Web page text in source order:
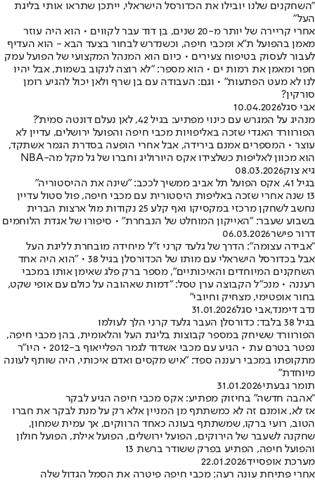
"השחקנים שלנו יובילו את הכדורסל הישראלי, ייתכן שתראו אותי בליגת
העל"
אחרי קריירה של יותר מ-20 שנים, בן דוד עבר לקווים • הוא היה עוזר
מאמן בהפועל ת"א ומכבי חיפה, וכשנדרש לבחור בצעד הבא - הוא העדיף
לעבור לעסוק בטיפוח צעירים • כיום הוא המנהל המקצועי של הפועל עמק
חפר ומאמן את רמות ים • הוא מספר: "לא רוצה לנקוב בשמות, אבל יהיו
לנו לא מעט הפתעות" • וגם: העבודה עם בן שרף ולאן יכול להגיע רומן
סורקין?
אבי סגל10.04.2026
מנהיג על המגרש עם כינוי מפתיע: בגיל 42, לאן נעלם דונטה סמית'?
הפורוורד האגדי שזכה באליפויות מכבי חיפה והפועל ירושלים, עדיין לא
עוצר • המספרים אמנם בירידה, אבל אחרי הופעה בסדרת הגמר אשתקד,
הוא מכוון לאליפות כשלצידו אקס היורוליג וחברו של גל מקל מה-NBA
גיא צוק08.03.2026
בגיל 41, אקס הפועל תל אביב ממשיך לככב: "שינה את ההיסטוריה"
13 שנה אחרי שזכה באליפות היסטורית עם מכבי חיפה, פול סטול עדיין
נחשב לשחקן מרכזי במקסיקו ואף קלע 25 נקודות מול ארצות הברית
בשבוע שעבר: "האייקון המוחלט של הנבחרת" • סיפורו של אגדת הלוחמים
דרור פישר06.03.2026
"אבידה עצומה": הדרך של גלעד קרני ז"ל מיחידה מובחרת לליגת העל
אבל בכדורסל הישראלי עם מותו של הכדורסלן בגיל 38 • "הוא היה אחד
השחקנים המיוחדים והאיכותיים", מספר ברק פלג שאימן אותו במכבי
רעננה • מנכ"ל הקבוצה ערן טסל: "דמות שאהובה על כולם עם אופי שקט,
בחור אופטימי, מצחיק וחיובי"
נדב דימנד,אבי סגל31.01.2026
בגיל 38 בלבד: כדורסלן העבר גלעד קרני הלך לעולמו
הפורוורד ששיחק במספר קבוצות בליגת העל והלאומית, בהן מכבי חיפה,
נפטר בטרם עת • הגיע עם מכבי אשדוד לגמר הפלייאוף ב-2012 • היו"ר
מתקופתו במכבי רעננה ספד: "איש מקסים ואדם איכותי, היה שותף לעונה
מיוחדת"
תומר גבעתי31.01.2026
"אהבה חדשה" בחיזוק מפתיע: אקס מכבי חיפה הגיע לבקר
אז לא, אומנם זה לא כמשתתף מן המניין אלא רק על מנת לבקר את חברו
הטוב, רועי ברקו, שמשתתף בעונה כאחד הרווקים, אך עמית שמחון,
שחקנה לשעבר של הירוקים, הפועל ירושלים, הפועל אילת, הפועל חולון
והפועל חיפה, הפתיע בפרק ששודר ברשת 13
מערכת אופסייד22.01.2026
אחרי פתיחת עונה רעה: מכבי חיפה פיטרה את הסמל הגדול שלה